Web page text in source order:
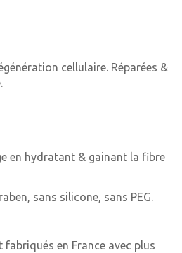
cellulaire. Réparées &
en hydratant & gainant la fibre
sans silicone, sans PEG.
en France avec plus